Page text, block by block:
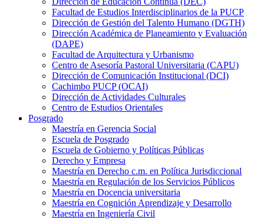
Facultad de Estudios Interdisciplinarios de la PUCP
Dirección de Gestión del Talento Humano (DGTH)
Dirección Académica de Planeamiento y Evaluación
(DAPE)
Facultad de Arquitectura y Urbanismo
Centro de Asesoría Pastoral Universitaria (CAPU)
Dirección de Comunicación Institucional (DCI)
Cachimbo PUCP (OCAI)
Dirección de Actividades Culturales
Centro de Estudios Orientales
Posgrado
Maestría en Gerencia Social
Escuela de Posgrado
Escuela de Gobierno y Políticas Públicas
Derecho y Empresa
Maestría en Derecho c.m. en Política Jurisdiccional
Maestría en Regulación de los Servicios Públicos
Maestría en Docencia universitaria
Maestría en Cognición Aprendizaje y Desarrollo
Maestría en Ingeniería Civil